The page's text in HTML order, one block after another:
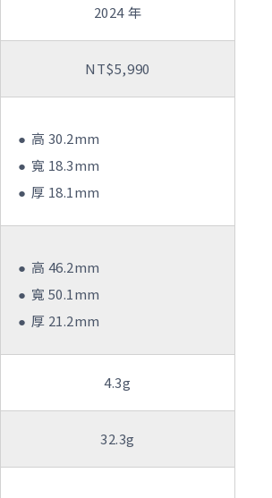
2024 年
NT$5,990
高 30.2mm
寬 18.3mm
厚 18.1mm
高 46.2mm
寬 50.1mm
厚 21.2mm
4.3g
32.3g